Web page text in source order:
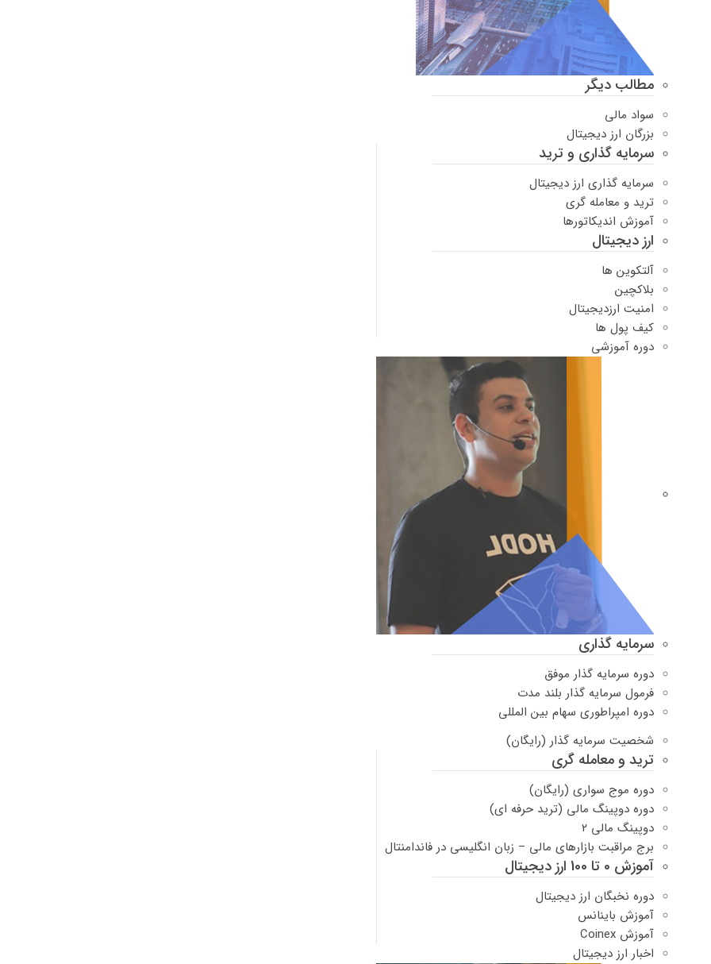
مطالب دیگر
سواد مالی
بزرگان ارز دیجیتال
سرمایه گذاری و ترید
سرمایه گذاری ارز دیجیتال
ترید و معامله گری
آموزش اندیکاتورها
ارز دیجیتال
آلتکوین ها
بلاکچین
امنیت ارزدیجیتال
کیف پول ها
دوره‌ آموزشی
سرمایه گذاری
دوره سرمایه گذار موفق
فرمول سرمایه گذار بلند مدت
دوره امپراطوری سهام بین المللی
شخصیت سرمایه گذار (رایگان)
ترید و معامله گری
دوره موج سواری (رایگان)
دوره دوپینگ مالی (ترید حرفه ای)
دوپینگ مالی ۲
برج مراقبت بازارهای مالی – زبان انگلیسی در فاندامنتال
آموزش 0 تا 100 ارز دیجیتال
دوره نخبگان ارز دیجیتال
آموزش باینانس
آموزش Coinex
اخبار ارز دیجیتال